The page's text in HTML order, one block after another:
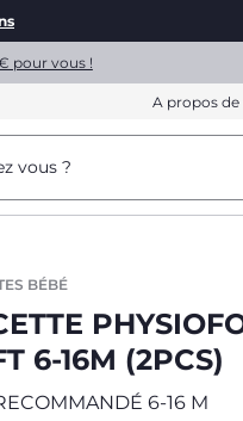
pour vous !
A propos de
vous ?
BÉBÉ
6-16M (2PCS)
6-16 M